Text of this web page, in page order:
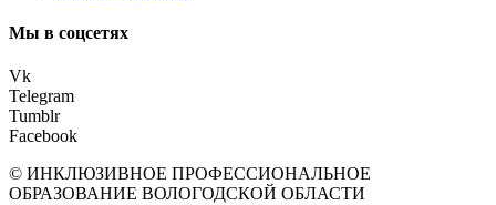
Мы в соцсетях
Vk
Telegram
Tumblr
Facebook
© ИНКЛЮЗИВНОЕ ПРОФЕССИОНАЛЬНОЕ
ОБРАЗОВАНИЕ ВОЛОГОДСКОЙ ОБЛАСТИ